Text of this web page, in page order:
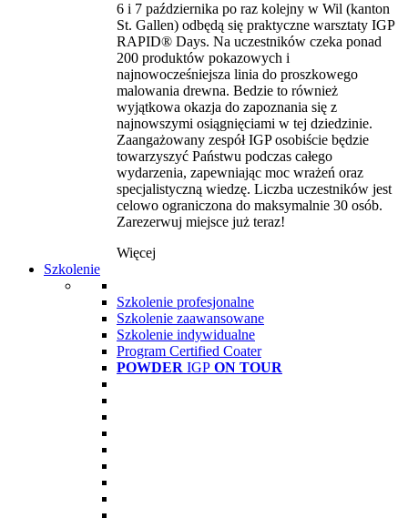
6 i 7 października po raz kolejny w Wil (kanton
St. Gallen) odbędą się praktyczne warsztaty IGP
RAPID® Days. Na uczestników czeka ponad
200 produktów pokazowych i
najnowocześniejsza linia do proszkowego
malowania drewna. Bedzie to również
wyjątkowa okazja do zapoznania się z
najnowszymi osiągnięciami w tej dziedzinie.
Zaangażowany zespół IGP osobiście będzie
towarzyszyć Państwu podczas całego
wydarzenia, zapewniając moc wrażeń oraz
specjalistyczną wiedzę. Liczba uczestników jest
celowo ograniczona do maksymalnie 30 osób.
Zarezerwuj miejsce już teraz!
Więcej
Szkolenie
Szkolenie profesjonalne
Szkolenie zaawansowane
Szkolenie indywidualne
Program Certified Coater
POWDER IGP ON TOUR